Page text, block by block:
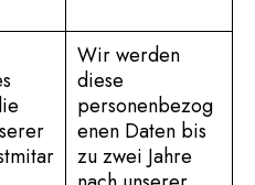
Wir werden
diese
personenbezog
enen Daten bis
zu zwei Jahre